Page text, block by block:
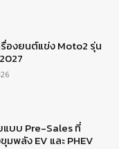
องยนต์แข่ง Moto2 รุ่น
แบบ Pre-Sales ที่
มพลัง EV และ PHEV